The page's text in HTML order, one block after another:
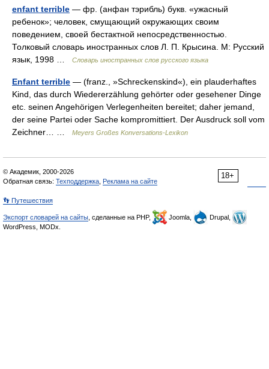
enfant terrible — фр. (анфан тэрибль) букв. «ужасный
ребенок»; человек, смущающий окружающих своим
поведением, своей бестактной непосредственностью.
Толковый словарь иностранных слов Л. П. Крысина. М: Русский
язык, 1998 …
Словарь иностранных слов русского языка
Enfant terrible — (franz., »Schreckenskind«), ein plauderhaftes
Kind, das durch Wiedererzählung gehörter oder gesehener Dinge
etc. seinen Angehörigen Verlegenheiten bereitet; daher jemand,
der seine Partei oder Sache kompromittiert. Der Ausdruck soll vom
Zeichner… …
Meyers Großes Konversations-Lexikon
18+
© Академик, 2000-2026
Обратная связь: Техподдержка Реклама на сайте
👣 Путешествия
Экспорт словарей на сайты , сделанные на PHP, Joomla,
Drupal,
WordPress, MODx.